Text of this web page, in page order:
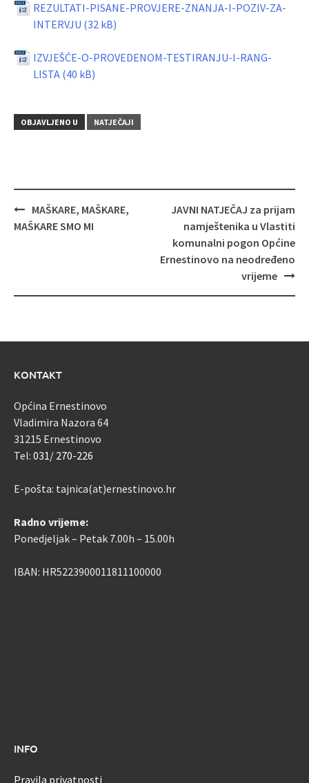
REZULTATI-PISANE-PROVJERE-ZNANJA-I-POZIV-ZA-
INTERVJU
IZVJEŠĆE-O-PROVEDENOM-TESTIRANJU-I-RANG-
LISTA
OBJAVLJENO U NATJEČAJI
Navigacija
objava
MAŠKARE, MAŠKARE,
MAŠKARE SMO MI
JAVNI NATJEČAJ za prijam
namještenika u Vlastiti
komunalni pogon Općine
Ernestinovo na neodređeno
vrijeme
KONTAKT
Općina Ernestinovo
Vladimira Nazora 64
31215 Ernestinovo
Tel: 031/ 270-226
E-pošta: tajnica(at)ernestinovo.hr
Radno vrijeme:
Ponedjeljak – Petak 7.00h – 15.00h
IBAN: HR5223900011811100000
INFO
Pravila privatnosti